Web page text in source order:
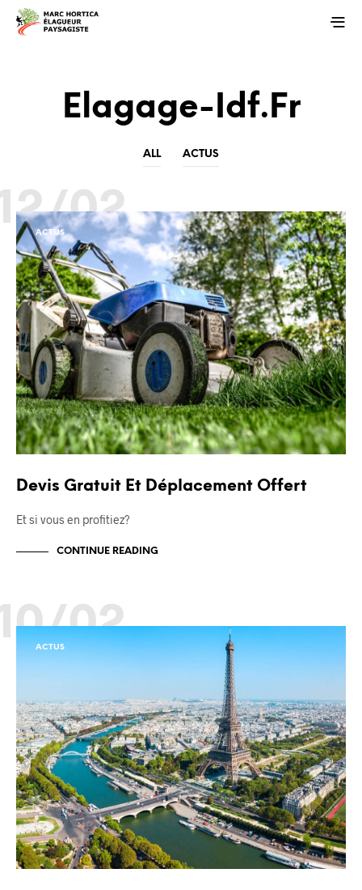
Elagage-Idf.fr
ALL ACTUS
02
ACTUS
Devis Gratuit Et Déplacement Offert
Et si vous en profitiez?
CONTINUE READING
02
ACTUS